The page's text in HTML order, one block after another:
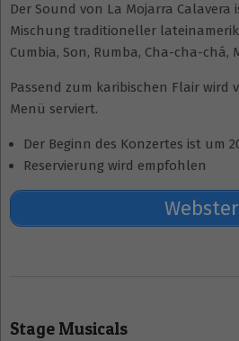
Der Sound von La Mojarra
Mischung traditioneller
Cumbia, Son, Rumba, Cha-cha-chá,
Passend zum karibischen Flair wird
Menü serviert.
Der Beginn des Konzertes ist um
Reservierung wird empfohlen
Webster
23
Stage Musicals